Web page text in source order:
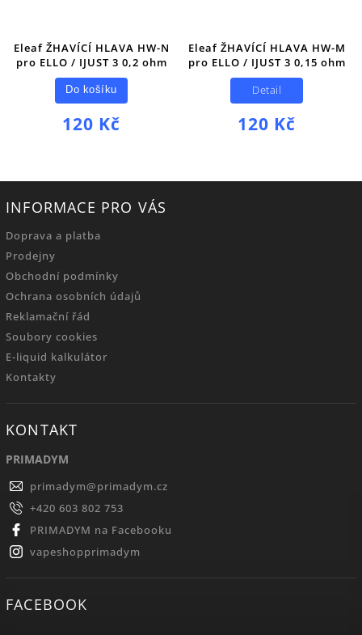
Eleaf ŽHAVÍCÍ HLAVA HW-N
pro ELLO / IJUST 3 0,2 ohm
120 Kč
Do košíku
Eleaf ŽHAVÍCÍ HLAVA HW-M
pro ELLO / IJUST 3 0,15 ohm
120 Kč
Detail
INFORMACE PRO VÁS
Doprava a platba
Prodejny
Obchodní podmínky
Ochrana osobních údajů
Reklamační řád
Soubory cookies
E-liquid kalkulátor
Kontakty
KONTAKT
PRIMADYM
primadym@primadym.cz
+420 603 802 753
PRIMADYM na Facebooku
vapeshopprimadym
FACEBOOK